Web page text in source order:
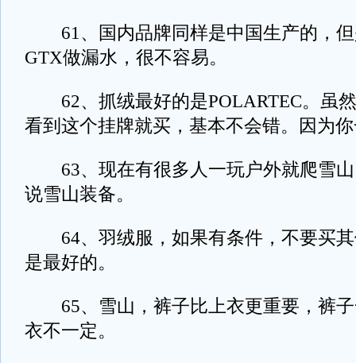
61、国内品牌同样是中国生产的，但
GTX做漏水，很不容易。
62、抓绒最好的是POLARTEC。虽
看到这个挂牌就买，基本不会错。因为
63、现在有很多人一玩户外就爬雪山
说雪山装备。
64、羽绒服，如果有条件，不要买其
是最好的。
65、雪山，裤子比上衣更重要，裤子
衣不一定。